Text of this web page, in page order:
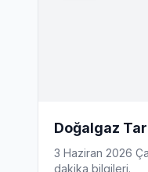
Doğalgaz
3 Haziran 2026
dakika bilgileri.